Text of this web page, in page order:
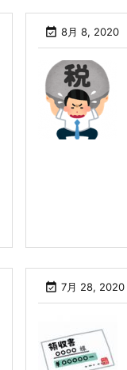
 8月 8, 2020
 7月 28, 2020